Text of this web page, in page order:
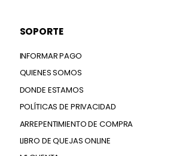
SOPORTE
INFORMAR PAGO
QUIENES SOMOS
DONDE ESTAMOS
POLÍTICAS DE PRIVACIDAD
ARREPENTIMIENTO DE COMPRA
LIBRO DE QUEJAS ONLINE